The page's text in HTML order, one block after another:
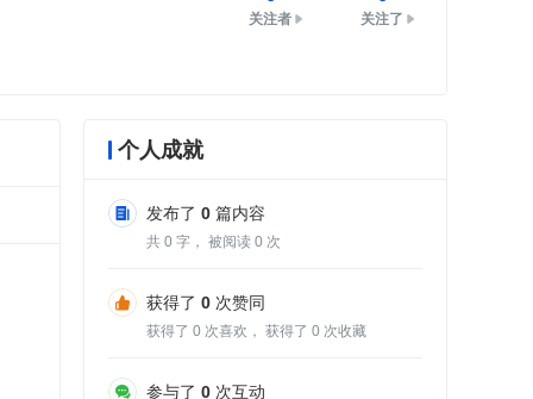
关注者 关注了
个人成就
发布了 0 篇内容
共 0 字， 被阅读 0 次
获得了 0 次赞同
获得了 0 次喜欢， 获得了 0 次收藏
参与了 0 次互动